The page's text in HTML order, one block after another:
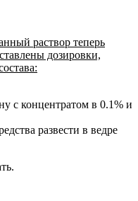
раствор теперь
дозировки,
с концентратом в 0.1% и
развести в ведре